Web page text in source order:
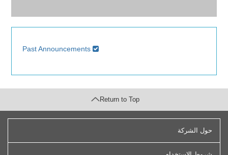
Past Announcements
حول الشركة
Return to Top